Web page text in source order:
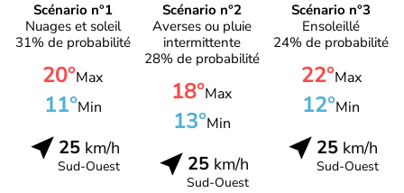
Scénario n°1
Nuages et soleil
31% de probabilité
20°Max
11°Min
25km/h
Sud-Ouest
Scénario n°2
Averses ou pluie
intermittente
28% de probabilité
18°Max
13°Min
25km/h
Sud-Ouest
Scénario n°3
Ensoleillé
24% de probabilité
22°Max
12°Min
25 km/h
Sud-Ouest